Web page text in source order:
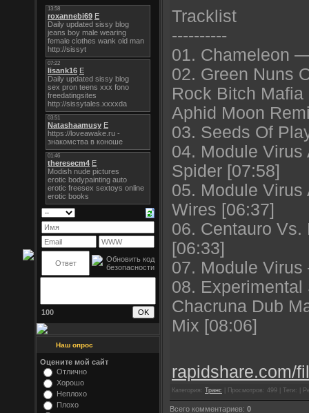
100
Наш опрос
Оцените мой сайт
Отлично
Хорошо
Неплохо
Плохо
Tracklist
----------
01. Chameleon
02. Green Nuns
Rock Bitch Mafia
Aphid Moon
03. Seeds Of
04. Module
Spider [07:58]
05. Module
Wires [06:37]
06. Centauro
[06:33]
07. Module
08.
Chacruna Dub
Mix [08:06]
rapidshare.com/
Категория: Транс | Просмотров: 499 | Теги: |
Всего комментариев: 0